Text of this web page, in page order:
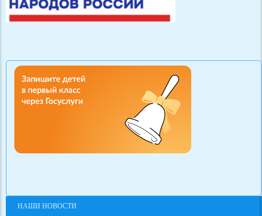
НАШИ НОВОСТИ